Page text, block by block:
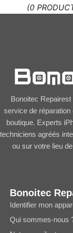
(0
Bonoitec
service de
boutique. Experts
techniciens agréés
ou sur votre lieu
Bonoitec
Identifier mon
Qui sommes-nous